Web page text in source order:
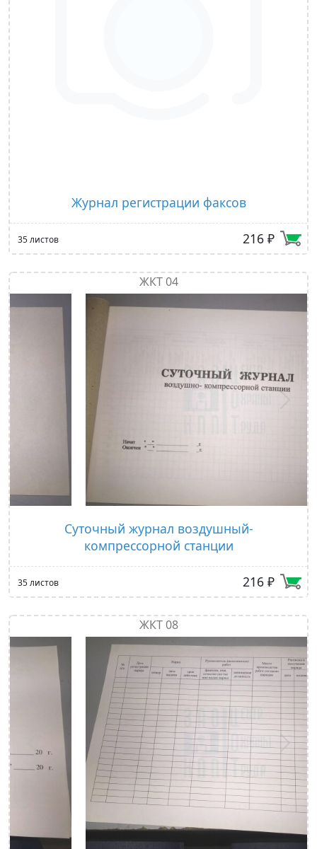
Журнал регистрации факсов
35 листов 216 ₽
ЖКТ 04
Предыдущий
Суточный журнал воздушный-
компрессорной станции
35 листов 216 ₽
ЖКТ 08
Предыдущий